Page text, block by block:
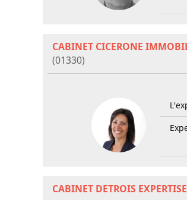
CABINET CICERONE
(01330)
CABINET DETROIS EXPERTISE